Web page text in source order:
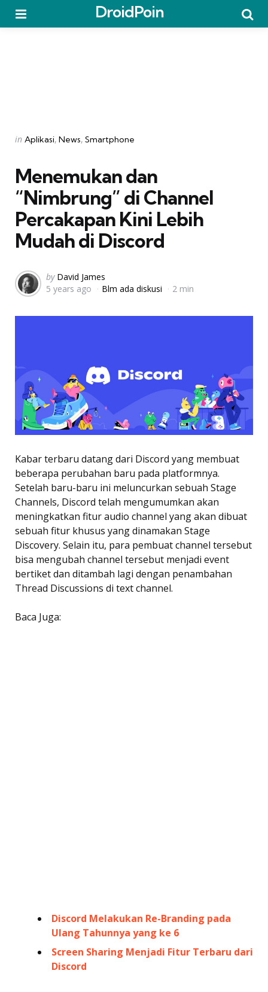
DroidPoin
Categories
Posted
in Aplikasi News Smartphone
Menemukan dan
“Nimbrung” di Channel
Percakapan Kini Lebih
Mudah di Discord
Posted
by
by David James
5 years ago
Blm ada diskusi 2 min
Kabar terbaru datang dari Discord yang membuat
beberapa perubahan baru pada platformnya.
Setelah baru-baru ini meluncurkan sebuah Stage
Channels, Discord telah mengumumkan akan
meningkatkan fitur audio channel yang akan dibuat
sebuah fitur khusus yang dinamakan Stage
Discovery. Selain itu, para pembuat channel tersebut
bisa mengubah channel tersebut menjadi event
bertiket dan ditambah lagi dengan penambahan
Thread Discussions di text channel.
Baca Juga:
Discord Melakukan Re-Branding pada
Ulang Tahunnya yang ke 6
Screen Sharing Menjadi Fitur Terbaru dari
Discord